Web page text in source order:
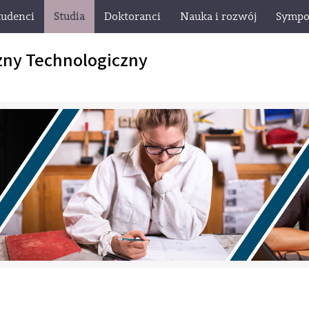
Studia Doktoranci Nauka i rozwój
Technologiczny